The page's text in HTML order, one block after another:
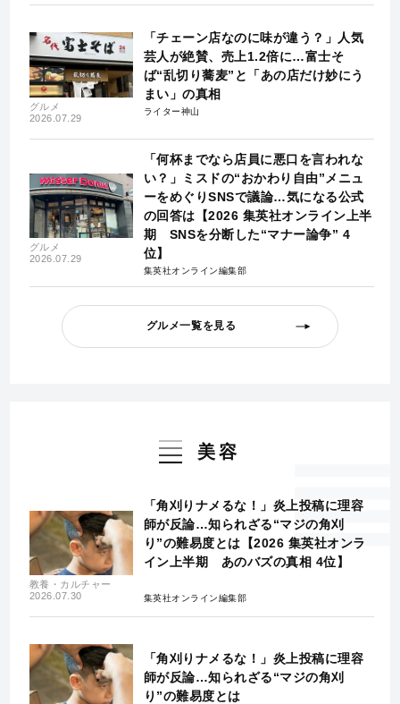
グルメ
2026.07.29
「チェーン店なのに味が違う？」人気
芸人が絶賛、売上1.2倍に…富士そ
ば“乱切り蕎麦”と「あの店だけ妙にう
まい」の真相
ライター神山
グルメ
2026.07.29
「何杯までなら店員に悪口を言われな
い？」ミスドの“おかわり自由”メニュ
ーをめぐりSNSで議論…気になる公式
の回答は【2026 集英社オンライン上半
期 SNSを分断した“マナー論争” 4
位】
集英社オンライン編集部
グルメ一覧を見る
美容
教養・カルチャー
2026.07.30
「角刈りナメるな！」炎上投稿に理容
師が反論…知られざる“マジの角刈
り”の難易度とは【2026 集英社オンラ
イン上半期 あのバズの真相 4位】
集英社オンライン編集部
「角刈りナメるな！」炎上投稿に理容
師が反論…知られざる“マジの角刈
り”の難易度とは